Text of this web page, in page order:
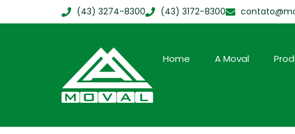
(43) 3274-8300 (43) 3172-8300
Home A Moval